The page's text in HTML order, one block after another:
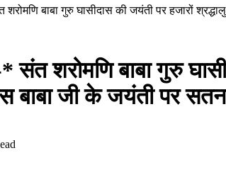
बाबा गुरु घासीदास की जयंती पर हजारों
संत शरोमणि बाबा गुरु
बाबा जी के जयंती